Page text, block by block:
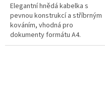
Elegantní hnědá kabelka s
pevnou konstrukcí a stříbrným
kováním, vhodná pro
dokumenty formátu A4.
Sofistikovaný otočný zámek na